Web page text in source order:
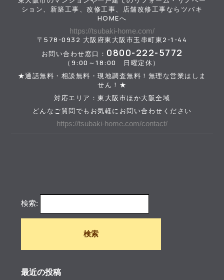
ション、新築工事、改修工事、店舗改修工事ならツバキ
HOMEへ
https://tsubaki-home.com/
〒578-0932 大阪府東大阪市玉串町東2-1-44
お問い合わせ窓口： 0800-222-5772
（9:00～18:00 日曜定休）
★通話無料・相談無料・現地調査無料！無理な営業はしま
せん！★
対応エリア：東大阪市ほか大阪全域
どんなご質問でもお気軽にお問い合わせください
https://tsubaki-home.com/contact/
検索:
最近の投稿